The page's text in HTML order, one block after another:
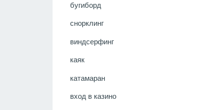
бугиборд
снорклинг
виндсерфинг
каяк
катамаран
вход в казино